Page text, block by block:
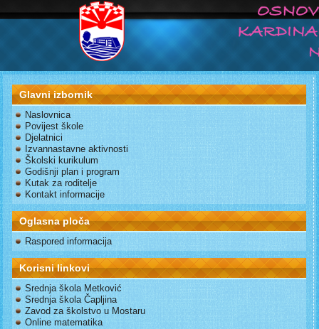
Glavni izbornik
Naslovnica
Povijest škole
Djelatnici
Izvannastavne aktivnosti
Školski kurikulum
Godišnji plan i program
Kutak za roditelje
Kontakt informacije
Oglasna ploča
Raspored informacija
Korisni linkovi
Srednja škola Metković
Srednja škola Čapljina
Zavod za školstvo u Mostaru
Online matematika